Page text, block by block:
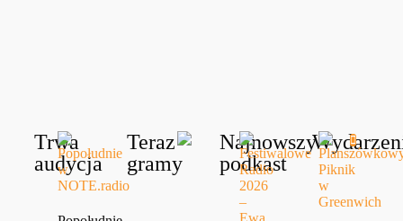
Trwa
audycja
Teraz
gramy
Najnowszy
podkast